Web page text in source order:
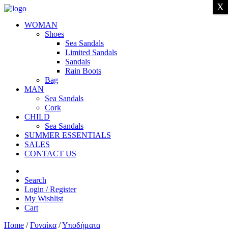
WOMAN
Shoes
Sea Sandals
Limited Sandals
Sandals
Rain Boots
Bag
MAN
Sea Sandals
Cork
CHILD
Sea Sandals
SUMMER ESSENTIALS
SALES
CONTACT US
Search
Login / Register
My Wishlist
Cart
Home /Γυναίκα /Υποδήματα
X